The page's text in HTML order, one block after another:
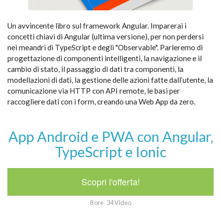
Un avvincente libro sul framework Angular. Imparerai i
concetti chiavi di Angular (ultima versione), per non perdersi
nei meandri di TypeScript e degli "Observable". Parleremo di
progettazione di componenti intelligenti, la navigazione e il
cambio di stato, il passaggio di dati tra componenti, la
modellazioni di dati, la gestione delle azioni fatte dall’utente, la
comunicazione via HTTP con API remote, le basi per
raccogliere dati con i form, creando una Web App da zero.
App Android e PWA con Angular,
TypeScript e Ionic
Scopri l'offerta!
8 ore 34 Video